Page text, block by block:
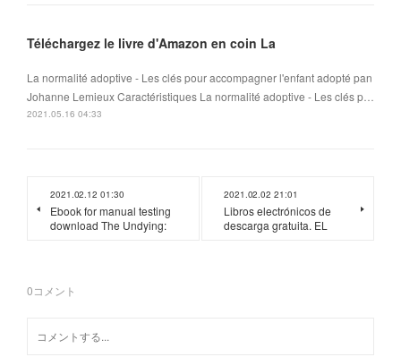
Téléchargez le livre d'Amazon en coin La
La normalité adoptive - Les clés pour accompagner l'enfant adopté pan
Johanne Lemieux Caractéristiques La normalité adoptive - Les clés p…
2021.05.16 04:33
2021.02.12 01:30
Ebook for manual testing
download The Undying:
2021.02.02 21:01
Libros electrónicos de
descarga gratuita. EL
0コメント